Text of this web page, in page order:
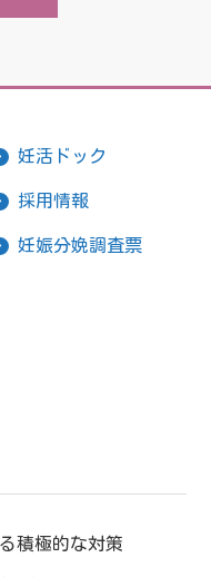
妊活ドック
採用情報
妊娠分娩調査票
積極的な対策